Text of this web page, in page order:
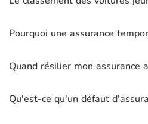
Pourquoi une assurance
Quand résilier mon assurance
Qu'est-ce qu'un défaut